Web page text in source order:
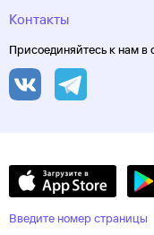
Контакты
Присоединяйтесь к нам в
Введите номер страницы